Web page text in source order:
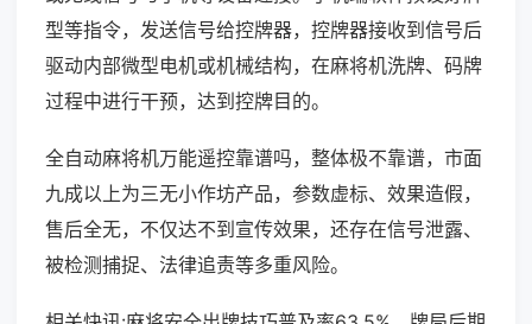
型等指令，发送信号给控牌器，控牌器接收到信号后
驱动内部微型电机或机械结构，在麻将机洗牌、码牌
过程中进行干预，达到控牌目的。
全自动麻将机万能遥控靠谱吗，整体极不靠谱，市面
九成以上为三无小作坊产品，参数虚标、效果造假，
售后全无，不仅达不到宣传效果，还存在信号泄露、
被检测捕捉、法律追责等多重风险。